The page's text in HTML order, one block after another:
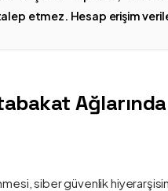
etmez. Hesap erişim
siber güvenlik